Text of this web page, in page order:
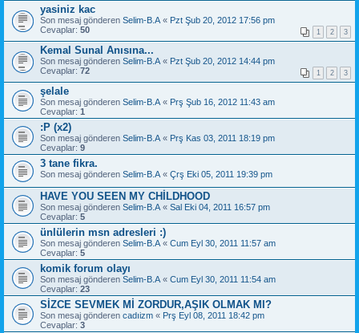
yasiniz kac
Son mesaj gönderen Selim-B.A « Pzt Şub 20, 2012 17:56 pm
Cevaplar: 50 1 2 3
Kemal Sunal Anısına...
Son mesaj gönderen Selim-B.A « Pzt Şub 20, 2012 14:44 pm
Cevaplar: 72 1 2 3
şelale
Son mesaj gönderen Selim-B.A « Prş Şub 16, 2012 11:43 am
Cevaplar: 1
:P (x2)
Son mesaj gönderen Selim-B.A « Prş Kas 03, 2011 18:19 pm
Cevaplar: 9
3 tane fikra.
Son mesaj gönderen Selim-B.A « Çrş Eki 05, 2011 19:39 pm
HAVE YOU SEEN MY CHİLDHOOD
Son mesaj gönderen Selim-B.A « Sal Eki 04, 2011 16:57 pm
Cevaplar: 5
ünlülerin msn adresleri :)
Son mesaj gönderen Selim-B.A « Cum Eyl 30, 2011 11:57 am
Cevaplar: 5
komik forum olayı
Son mesaj gönderen Selim-B.A « Cum Eyl 30, 2011 11:54 am
Cevaplar: 23
SİZCE SEVMEK Mİ ZORDUR,AŞIK OLMAK MI?
Son mesaj gönderen cadıizm « Prş Eyl 08, 2011 18:42 pm
Cevaplar: 3